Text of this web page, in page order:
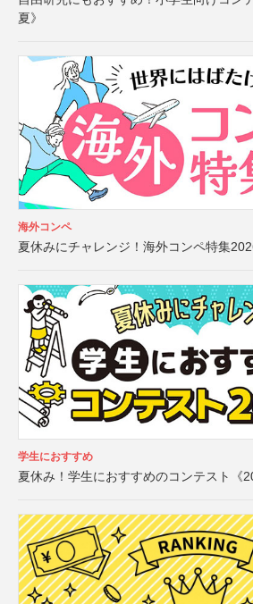
夏》
海外コンペ
夏休みにチャレンジ！海外コンペ特集
学生におすすめ
夏休み！学生におすすめのコンテスト《